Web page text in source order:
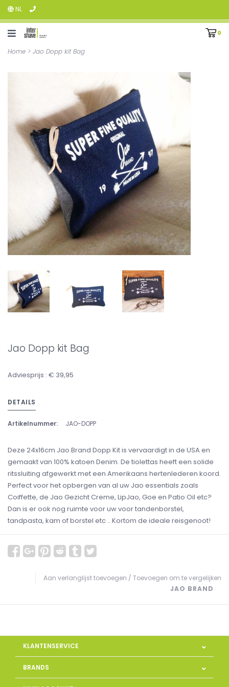
NL
0
Home > Jao Dopp kit Bag
Jao Dopp kit Bag
Adviesprijs : € 39,95
DETAILS
Artikelnummer: JAO-DOPP
Deze 24x16cm Jao Brand Dopp Kit is vervaardigt in de USA en
gemaakt van 100% katoen Denim. De tiolettas heeft een solide
ritssluiting afgewerkt met een Amerikaans hertenlederen koord.
Perfect voor het opbergen van al uw Jao essentials zoals
Coiffette, de Jao Gezicht Creme, LipJao, Goe en Patio Oil etc?
Dan is er ook nog ruimte voor uw voor tandenborstel,
tandpasta, kam of borstel etc .. Kortom de ideale reisgenoot!
Aan verlanglijst toevoegen / Toevoegen om te vergelijken
JAO BRAND
KLANTENSERVICE
BRANDS